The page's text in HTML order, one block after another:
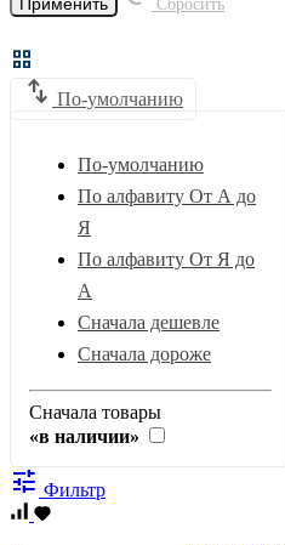
Сбросить
grid_view
swap_vert По-умолчанию
По-умолчанию
По алфавиту От А до
Я
По алфавиту От Я до
А
Сначала дешевле
Сначала дороже
Сначала товары
«в наличии»
tune Фильтр